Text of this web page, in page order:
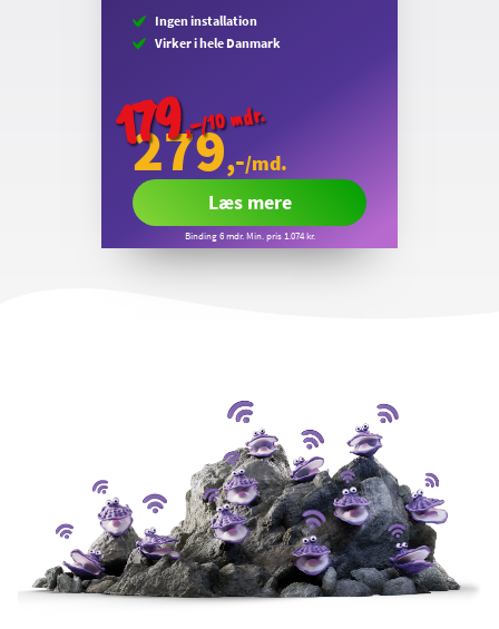
Ingen installation
Virker i hele Danmark
179,-/10 mdr.
279,-/md.
Læs mere
Binding 6 mdr. Min. pris 1.074 kr.